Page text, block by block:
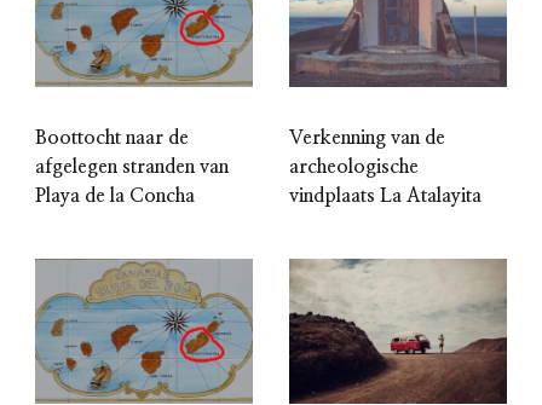
Boottocht naar de
afgelegen stranden van
Playa de la Concha
Verkenning van de
archeologische
vindplaats La Atalayita